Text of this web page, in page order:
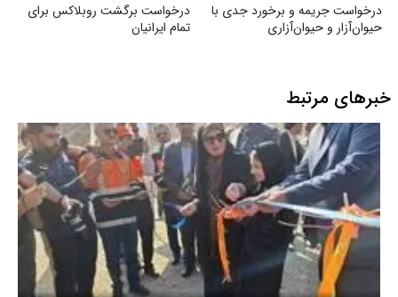
درخواست جریمه و برخورد جدی با
حیوان‌آزار و حیوان‌آزاری
درخواست برگشت روبلاکس برای
تمام ایرانیان
خبرهای مرتبط